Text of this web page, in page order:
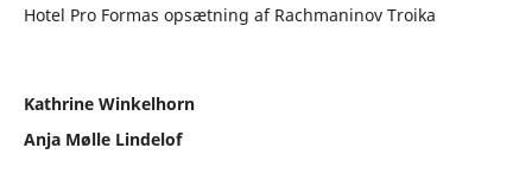
Hotel Pro Formas opsætning af Rachmaninov Troika
Kathrine Winkelhorn
Anja Mølle Lindelof